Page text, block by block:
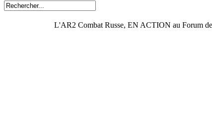
L'AR2 Combat Russe, EN ACTION au Forum